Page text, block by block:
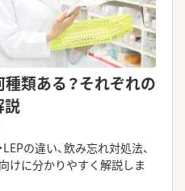
種類ある？それぞれの
説
の違い、飲み忘れ対処法、
けに分かりやすく解説しま